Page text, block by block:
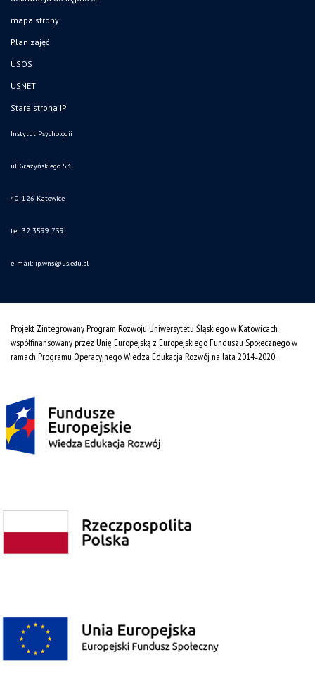
mapa strony
Plan zajęć
USOS
USNET
Stara strona IP
Instytut Psychologii
ul. Grażyńskiego 53,
40-126 Katowice
tel. 32 3599 739.
e-mail: ip.wns@us.edu.pl
Projekt Zintegrowany Program Rozwoju Uniwersytetu Śląskiego w Katowicach
współfinansowany przez Unię Europejską z Europejskiego Funduszu Społecznego w
ramach Programu Operacyjnego Wiedza Edukacja Rozwój na lata 2014˗2020.